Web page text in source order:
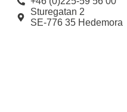
Sturegatan 2
SE-776 35 Hedemora